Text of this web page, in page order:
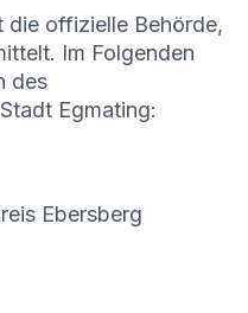
die offizielle Behörde,
Im Folgenden
des
Egmating:
Ebersberg